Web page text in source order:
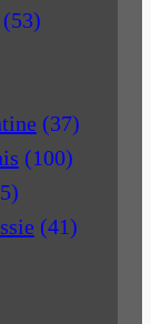
(53)
(37)
(100)
(41)